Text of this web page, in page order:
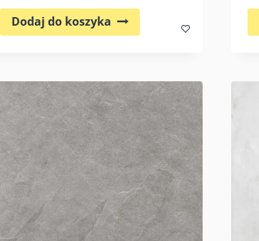
Dodaj do koszyka